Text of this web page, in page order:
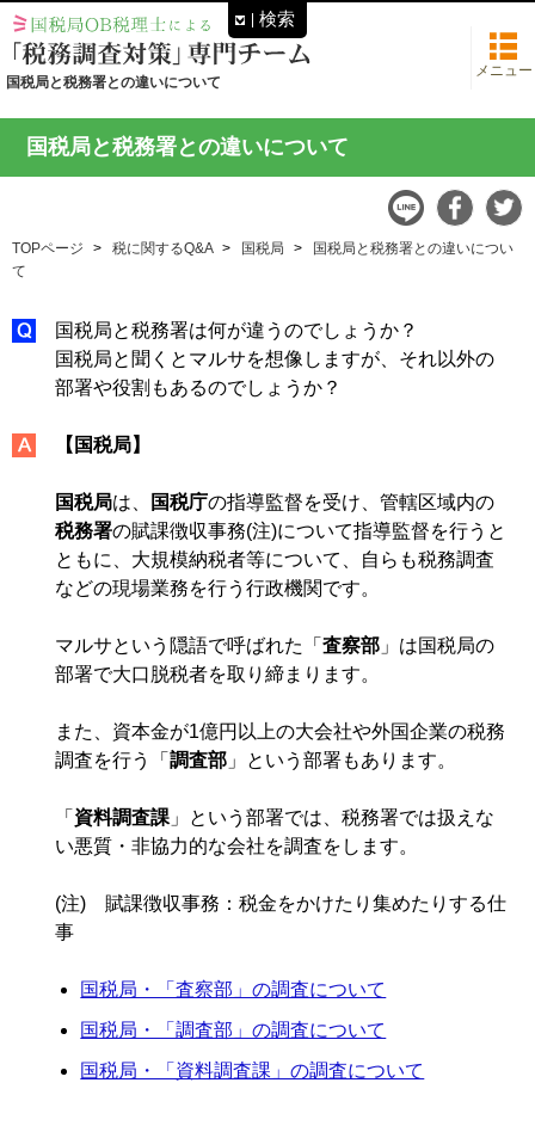
国税局と税務署との違いについて
メニュー
国税局と税務署との違いについて
TOPページ 税に関するQ&A 国税局
国税局と税務署との違いについ
て
国税局と税務署は何が違うのでしょうか？
国税局と聞くとマルサを想像しますが、それ以外の
部署や役割もあるのでしょうか？
【国税局】
国税局は、 国税庁の指導監督を受け、管轄区域内の
税務署の賦課徴収事務(注)について指導監督を行うと
ともに、大規模納税者等について、自らも税務調査
などの現場業務を行う行政機関です。
マルサという隠語で呼ばれた「査察部 」は国税局の
部署で大口脱税者を取り締まります。
また、資本金が1億円以上の大会社や外国企業の税務
調査を行う「調査部 」という部署もあります。
「 資料調査課 」という部署では、税務署では扱えな
い悪質・非協力的な会社を調査をします。
(注) 賦課徴収事務：税金をかけたり集めたりする仕
事
国税局・「査察部」の調査について
国税局・「調査部」の調査について
国税局・「資料調査課」の調査について
検索